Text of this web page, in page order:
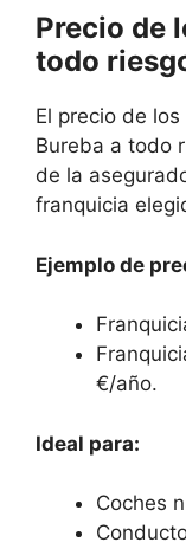
Precio de
todo
El precio de
Bureba a todo
de la
franquicia
Ejemplo de
€/año.
Ideal para:
Coches